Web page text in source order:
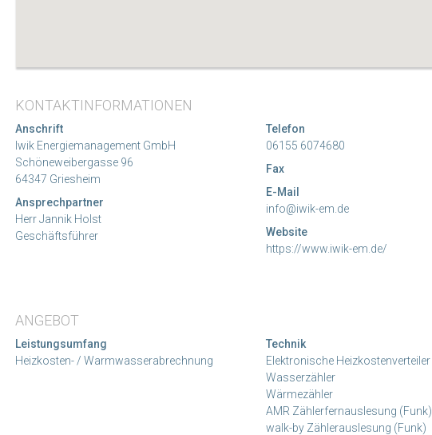
KONTAKTINFORMATIONEN
Anschrift
Iwik Energiemanagement GmbH
Schöneweibergasse 96
64347 Griesheim
Ansprechpartner
Herr Jannik Holst
Geschäftsführer
Telefon
06155 6074680
Fax
E-Mail
info@iwik-em.de
Website
https://www.iwik-em.de/
ANGEBOT
Leistungsumfang
Heizkosten- / Warmwasserabrechnung
Technik
Elektronische Heizkostenverteiler
Wasserzähler
Wärmezähler
AMR Zählerfernauslesung (Funk)
walk-by Zählerauslesung (Funk)